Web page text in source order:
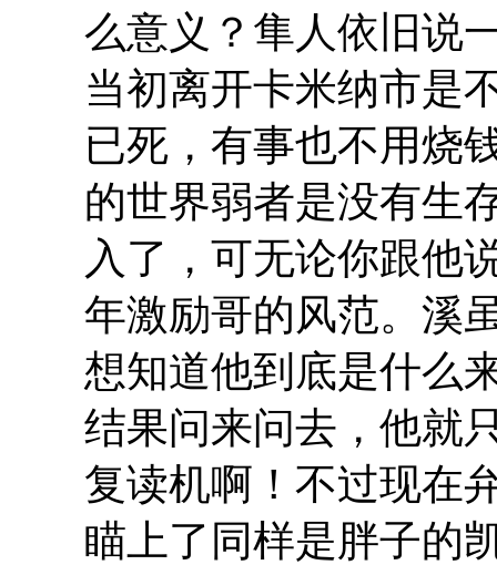
么意义？隼人依旧说
当初离开卡米纳市是
已死，有事也不用烧
的世界弱者是没有生
入了，可无论你跟他
年激励哥的风范。溪
想知道他到底是什么
结果问来问去，他就
复读机啊！不过现在
瞄上了同样是胖子的